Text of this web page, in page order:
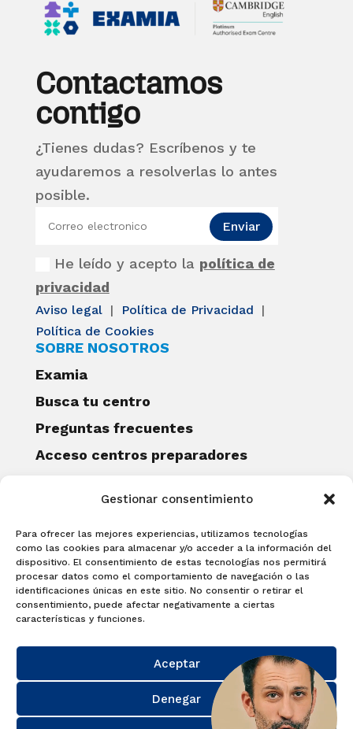
Gestionar consentimiento
Para ofrecer las mejores experiencias, utilizamos tecnologías
como las cookies para almacenar y/o acceder a la información del
dispositivo. El consentimiento de estas tecnologías nos permitirá
procesar datos como el comportamiento de navegación o las
identificaciones únicas en este sitio. No consentir o retirar el
consentimiento, puede afectar negativamente a ciertas
características y funciones.
Aceptar
Denegar
Contactamos
contigo
¿Tienes dudas? Escríbenos y te
ayudaremos a resolverlas lo antes
posible.
He leído y acepto la política de
privacidad
Enviar
Aviso legal | Política de Privacidad
|
Política de Cookies
SOBRE NOSOTROS
Examia
Busca tu centro
Preguntas frecuentes
Acceso centros preparadores
Becas Examia
Contacto
CERTIFICACIONES
Linguaskill
Cambridge English Qualifications
EXAMÍNATE
Matricúlate con nosotros y obtén tu